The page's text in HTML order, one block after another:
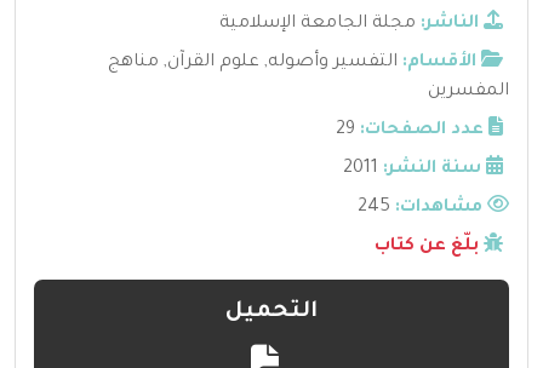
الناشر: مجلة الجامعة الإسلامية
الأقسام: التفسير وأصوله, علوم القرآن, مناهج
المفسرين
عدد الصفحات: 29
سنة النشر: 2011
مشاهدات:
بلّغ عن كتاب
التحميل